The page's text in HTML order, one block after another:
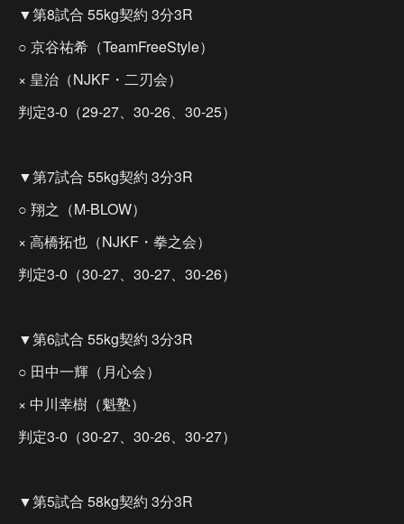
▼第8試合 55kg契約 3分3R
○ 京谷祐希（TeamFreeStyle）
× 皇治（NJKF・二刃会）
判定3-0（29-27、30-26、30-25）
▼第7試合 55kg契約 3分3R
○ 翔之（M-BLOW）
× 高橋拓也（NJKF・拳之会）
判定3-0（30-27、30-27、30-26）
▼第6試合 55kg契約 3分3R
○ 田中一輝（月心会）
× 中川幸樹（魁塾）
判定3-0（30-27、30-26、30-27）
▼第5試合 58kg契約 3分3R